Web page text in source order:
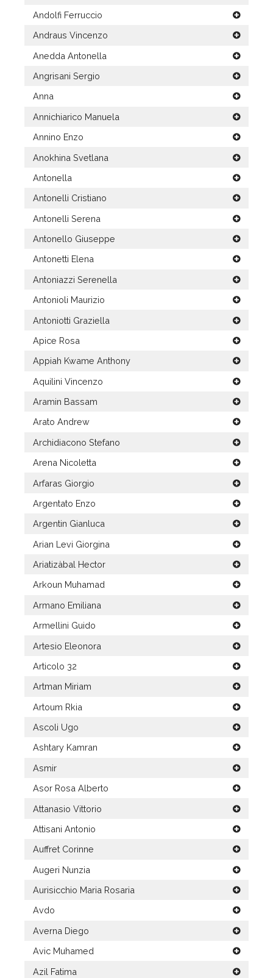
Andolfi Ferruccio
Andraus Vincenzo
Anedda Antonella
Angrisani Sergio
Anna
Annichiarico Manuela
Annino Enzo
Anokhina Svetlana
Antonella
Antonelli Cristiano
Antonelli Serena
Antonello Giuseppe
Antonetti Elena
Antoniazzi Serenella
Antonioli Maurizio
Antoniotti Graziella
Apice Rosa
Appiah Kwame Anthony
Aquilini Vincenzo
Aramin Bassam
Arato Andrew
Archidiacono Stefano
Arena Nicoletta
Arfaras Giorgio
Argentato Enzo
Argentin Gianluca
Arian Levi Giorgina
Ariatizàbal Hector
Arkoun Muhamad
Armano Emiliana
Armellini Guido
Artesio Eleonora
Articolo 32
Artman Miriam
Artoum Rkia
Ascoli Ugo
Ashtary Kamran
Asmir
Asor Rosa Alberto
Attanasio Vittorio
Attisani Antonio
Auffret Corinne
Augeri Nunzia
Aurisicchio Maria Rosaria
Avdo
Averna Diego
Avic Muhamed
Azil Fatima